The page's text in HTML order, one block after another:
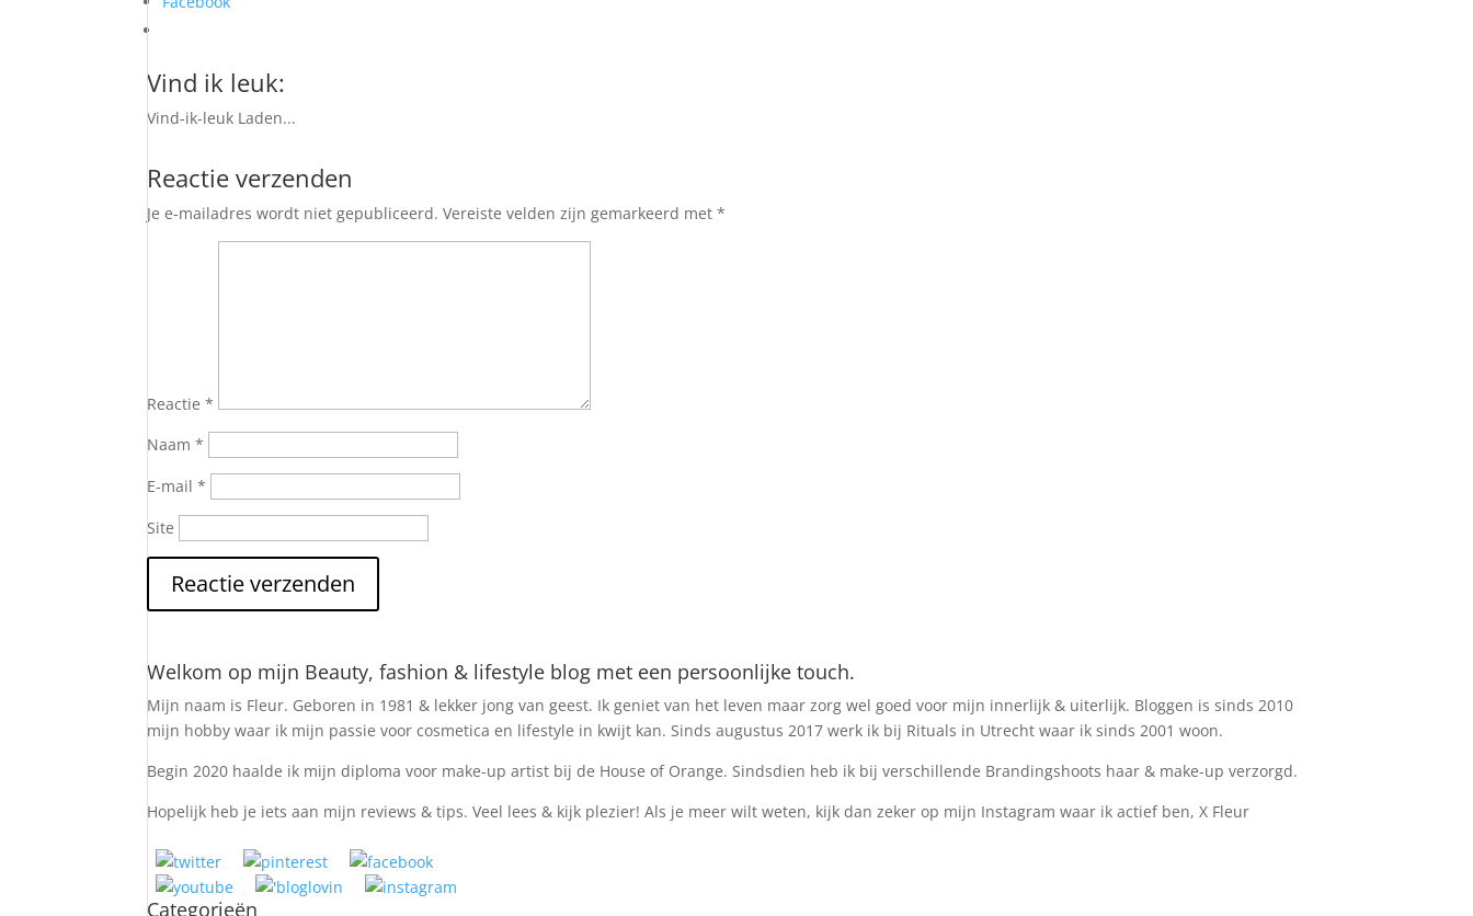
Vind ik leuk:
Vind-ik-leuk Laden...
Reactie verzenden
Je e-mailadres wordt niet gepubliceerd. Vereiste velden zijn gemarkeerd met*
Reactie*
Naam*
E-mail*
Site
Welkom op mijn Beauty, fashion & lifestyle blog met een persoonlijke touch.
Mijn naam is Fleur. Geboren in 1981 & lekker jong van geest. Ik geniet van het leven maar zorg wel goed voor mijn innerlijk & uiterlijk. Bloggen is sinds 2010
mijn hobby waar ik mijn passie voor cosmetica en lifestyle in kwijt kan. Sinds augustus 2017 werk ik bij Rituals in Utrecht waar ik sinds 2001 woon.
Begin 2020 haalde ik mijn diploma voor make-up artist bij de House of Orange. Sindsdien heb ik bij verschillende Brandingshoots haar & make-up verzorgd.
Hopelijk heb je iets aan mijn reviews & tips. Veel lees & kijk plezier! Als je meer wilt weten, kijk dan zeker op mijn Instagram waar ik actief ben, X Fleur
Categorieën